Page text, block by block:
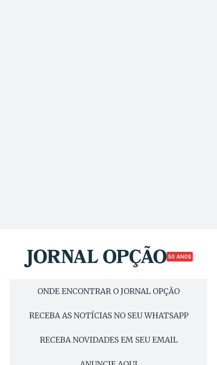
50 ANOS
ONDE ENCONTRAR O JORNAL OPÇÃO
RECEBA AS NOTÍCIAS NO SEU WHATSAPP
RECEBA NOVIDADES EM SEU EMAIL